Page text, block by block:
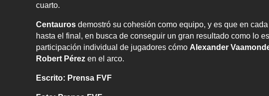
cuarto.
Centauros demostró su cohesión como equipo, y es que en
hasta el final, en busca de conseguir un gran resultado como lo
participación individual de jugadores cómo Alexander
Robert Pérez en el arco.
Escrito: Prensa FVF